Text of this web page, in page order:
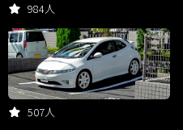
984人
507人